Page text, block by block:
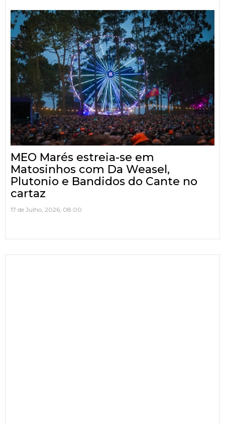
MEO Marés estreia-se em
Matosinhos com Da Weasel,
Plutonio e Bandidos do Cante no
cartaz
17 de Julho, 2026, 08:00